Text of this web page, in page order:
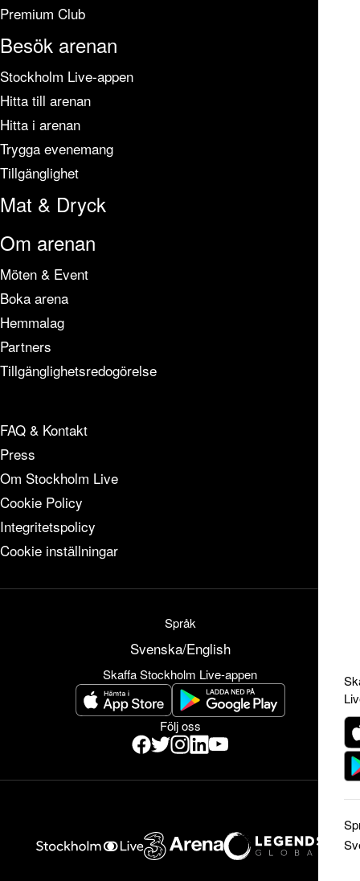
Premium Club
Besök arenan
Stockholm Live-appen
Hitta till arenan
Hitta i arenan
Trygga evenemang
Tillgänglighet
Mat & Dryck
Om arenan
Möten & Event
Boka arena
Hemmalag
Partners
Tillgänglighetsredogörelse
FAQ & Kontakt
Press
Om Stockholm Live
Cookie Policy
Integritetspolicy
Cookie inställningar
Språk
Svenska/English
Skaffa Stockholm Live-appen
Följ oss